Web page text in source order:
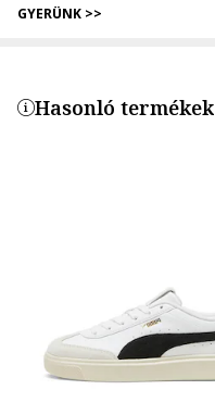
GYERÜNK >>
Hasonló termékek